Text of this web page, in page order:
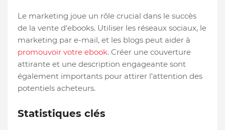
Le marketing joue un rôle crucial dans le succès
de la vente d'ebooks. Utiliser les réseaux sociaux, le
marketing par e-mail, et les blogs peut aider à
promouvoir votre ebook. Créer une couverture
attirante et une description engageante sont
également importants pour attirer l'attention des
potentiels acheteurs.
Statistiques clés